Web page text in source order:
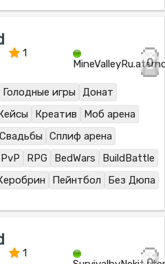
1
0
Голодные игры
Донат
Креатив
Моб арена
Свадьбы
Сплиф арена
PvP RPG BedWars
BuildBattle
Пейнтбол Без Дюпа
1